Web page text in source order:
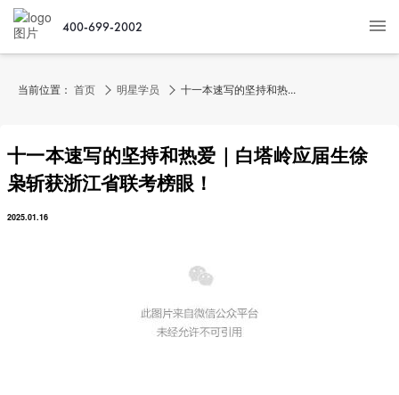
400-699-2002
当前位置： 首页 明星学员 十一本速写的坚持和热...
十一本速写的坚持和热爱｜白塔岭应届生徐
枭斩获浙江省联考榜眼！
2025.01.16